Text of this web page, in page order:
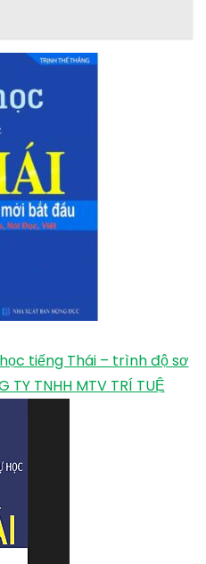
tiếng Thái – trình độ sơ
TNHH MTV TRÍ TUỆ